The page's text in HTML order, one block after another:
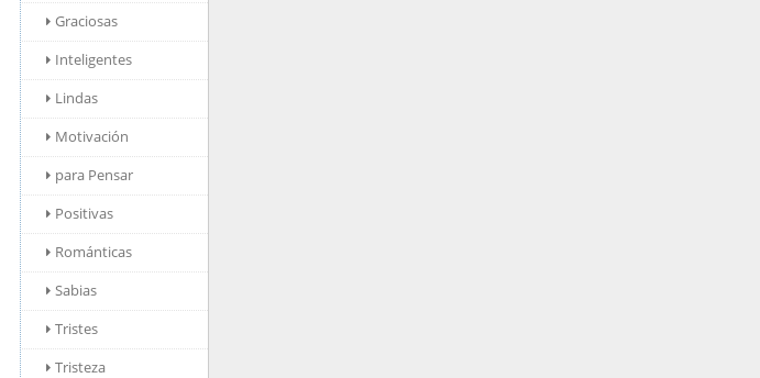
Graciosas
Inteligentes
Lindas
Motivación
para Pensar
Positivas
Románticas
Sabias
Tristes
Tristeza